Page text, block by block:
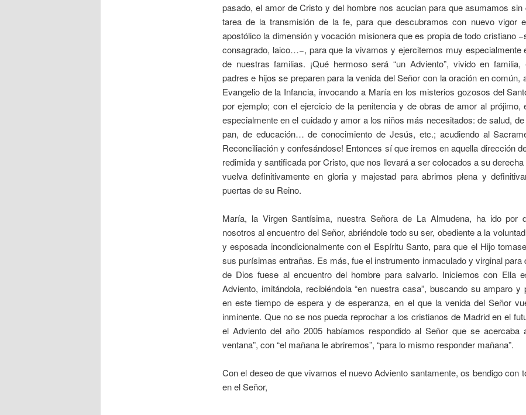
pasado, el amor de Cristo y del hombre nos acucian para que asumamos sin
tarea de la transmisión de la fe, para que descubramos con nuevo vigor
apostólico la dimensión y vocación misionera que es propia de todo cristiano
consagrado, laico…−, para que la vivamos y ejercitemos muy especialmente
de nuestras familias. ¡Qué hermoso será “un Adviento”, vivido en
padres e hijos se preparen para la venida del Señor con la oración en común,
Evangelio de la Infancia, invocando a María en los misterios gozosos del
por ejemplo; con el ejercicio de la penitencia y de obras de amor al prójimo,
especialmente en el cuidado y amor a los niños más necesitados: de salud,
pan, de educación… de conocimiento de Jesús, etc.; acudiendo al
Reconciliación y confesándose! Entonces sí que iremos en aquella dirección
redimida y santificada por Cristo, que nos llevará a ser colocados a su
vuelva definitivamente en gloria y majestad para abrirnos plena y
puertas de su Reino.
María, la Virgen Santísima, nuestra Señora de La Almudena, ha ido por
nosotros al encuentro del Señor, abriéndole todo su ser, obediente a la
y esposada incondicionalmente con el Espíritu Santo, para que el Hijo
sus purísimas entrañas. Es más, fue el instrumento inmaculado y virginal para
de Dios fuese al encuentro del hombre para salvarlo. Iniciemos con Ella
Adviento, imitándola, recibiéndola “en nuestra casa”, buscando su amparo y
en este tiempo de espera y de esperanza, en el que la venida del Señor
inminente. Que no se nos pueda reprochar a los cristianos de Madrid en el
el Adviento del año 2005 habíamos respondido al Señor que se acercaba
ventana”, con “el mañana le abriremos”, “para lo mismo responder mañana”.
Con el deseo de que vivamos el nuevo Adviento santamente, os bendigo con
en el Señor,